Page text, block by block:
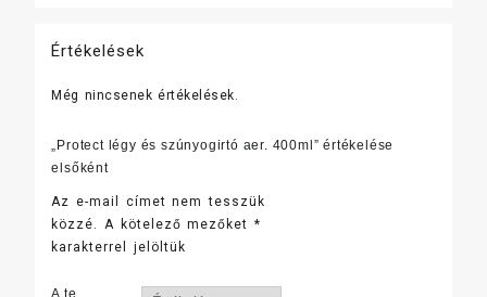
Értékelések
Még nincsenek értékelések.
„Protect légy és szúnyogirtó aer. 400ml” értékelése
elsőként
Az e-mail címet nem tesszük
közzé. A kötelező mezőket *
karakterrel jelöltük